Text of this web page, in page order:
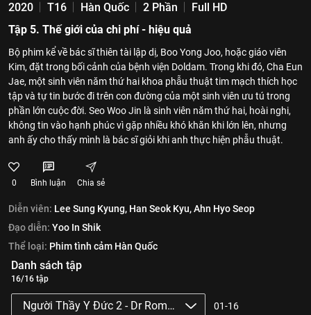
2020 T16 Hàn Quốc 2 Phần
Full HD
Tập 5. Thế giới của chi phí - hiệu quả
Bộ phim kể về bác sĩ thiên tài lập dị, Boo Yong Joo, hoặc giáo viên
Kim, đặt trong bối cảnh của bệnh viện Doldam. Trong khi đó, Cha Eun
Jae, một sinh viên năm thứ hai khoa phẫu thuật tim mạch thích học
tập và tự tin bước đi trên con đường của một sinh viên ưu tú trong
phần lớn cuộc đời. Seo Woo Jin là sinh viên năm thứ hai, hoài nghi,
không tin vào hạnh phúc vì gặp nhiều khó khăn khi lớn lên, nhưng
anh ấy cho thấy mình là bác sĩ giỏi khi anh thực hiện phẫu thuật.
0 Bình luận Chia sẻ
Diễn viên: Lee Sung Kyung, Han Seok Kyu,Ahn Hyo Seop
Đạo diễn: Yoo In Shik
Thể loại: Phim tình cảm Hàn Quốc
Danh sách tập
16/16 tập
Người Thầy Y Đức 2 - Dr Romantic 2 01-16